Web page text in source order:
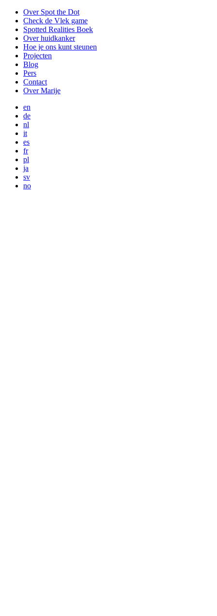
Over Spot the Dot
Check de Vlek game
Spotted Realities Boek
Over huidkanker
Hoe je ons kunt steunen
Projecten
Blog
Pers
Contact
Over Marije
en
de
nl
it
es
fr
pl
ja
sv
no